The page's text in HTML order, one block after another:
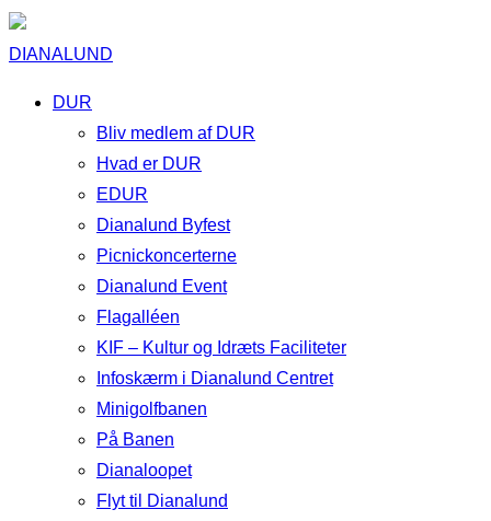
DIANALUND
DUR
Bliv medlem af DUR
Hvad er DUR
EDUR
Dianalund Byfest
Picnickoncerterne
Dianalund Event
Flagalléen
KIF – Kultur og Idræts Faciliteter
Infoskærm i Dianalund Centret
Minigolfbanen
På Banen
Dianaloopet
Flyt til Dianalund